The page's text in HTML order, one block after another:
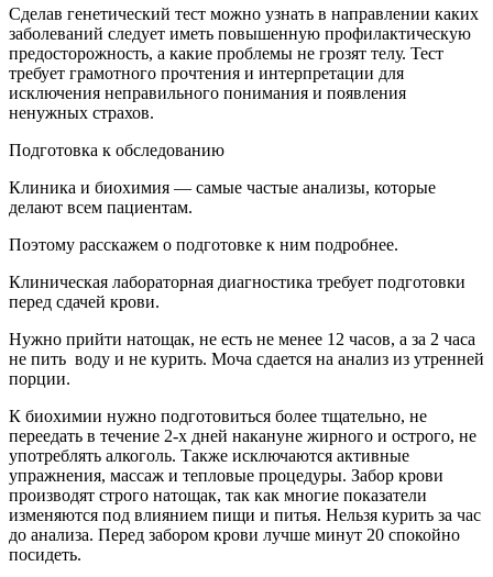
Сделав генетический тест можно узнать в направлении каких
заболеваний следует иметь повышенную профилактическую
предосторожность, а какие проблемы не грозят телу. Тест
требует грамотного прочтения и интерпретации для
исключения неправильного понимания и появления
ненужных страхов.
Подготовка к обследованию
Клиника и биохимия — самые частые анализы, которые
делают всем пациентам.
Поэтому расскажем о подготовке к ним подробнее.
Клиническая лабораторная диагностика требует подготовки
перед сдачей крови.
Нужно прийти натощак, не есть не менее 12 часов, а за 2 часа
не пить воду и не курить. Моча сдается на анализ из утренней
порции.
К биохимии нужно подготовиться более тщательно, не
переедать в течение 2-х дней накануне жирного и острого, не
употреблять алкоголь. Также исключаются активные
упражнения, массаж и тепловые процедуры. Забор крови
производят строго натощак, так как многие показатели
изменяются под влиянием пищи и питья. Нельзя курить за час
до анализа. Перед забором крови лучше минут 20 спокойно
посидеть.